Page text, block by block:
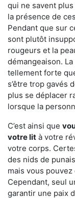
qui ne savent
la présence de
Pendant que sur
sont plutôt
rougeurs et la
démangeaison.
tellement forte
s’être trop gavés
plus se déplacer
lorsque la
C’est ainsi que
votre lit à votre
votre corps.
des nids de
mais vous
Cependant, seul
garantir une paix